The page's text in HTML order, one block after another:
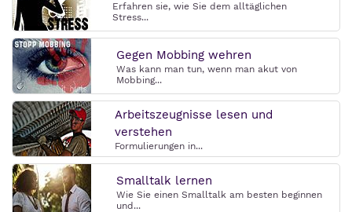
Erfahren sie, wie Sie dem alltäglichen
Stress...
Gegen Mobbing wehren
Was kann man tun, wenn man akut von
Mobbing...
Arbeitszeugnisse lesen und
verstehen
Formulierungen in...
Smalltalk lernen
Wie Sie einen Smalltalk am besten beginnen
und...